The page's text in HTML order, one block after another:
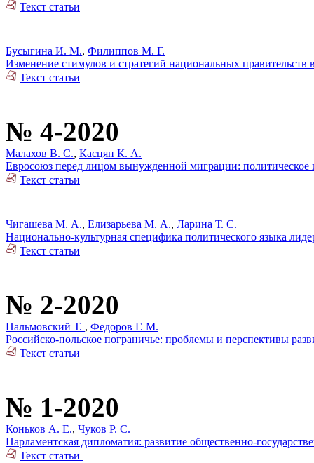
Текст статьи
Бусыгина И. М., Филиппов М. Г.
Изменение стимулов и стратегий национальных
Текст статьи
№ 4-2020
Малахов В. С., Касцян К. А.
Евросоюз перед лицом вынужденной миграции: политическое
Текст статьи
Чигашева М. А., Елизарьева М. А., Ларина Т. С.
Национально-культурная специфика политического языка
Текст статьи
№ 2-2020
Пальмовский Т. , Федоров Г. М.
Российско-польское пограничье: проблемы и перспективы
Текст статьи
№ 1-2020
Коньков А. Е., Чуков Р. С.
Парламентская дипломатия: развитие общественно-
Текст статьи